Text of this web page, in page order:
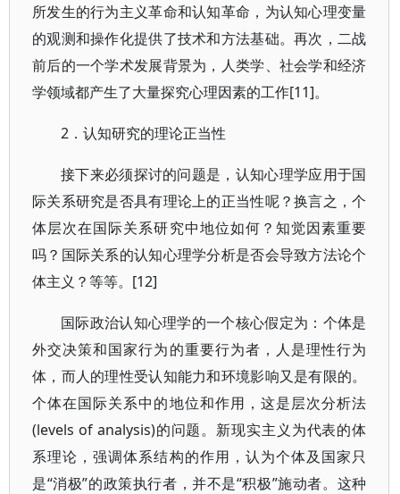
所发生的行为主义革命和认知革命，为认知心理变量
的观测和操作化提供了技术和方法基础。再次，二战
前后的一个学术发展背景为，人类学、社会学和经济
学领域都产生了大量探究心理因素的工作[11]。
2．认知研究的理论正当性
接下来必须探讨的问题是，认知心理学应用于国
际关系研究是否具有理论上的正当性呢？换言之，个
体层次在国际关系研究中地位如何？知觉因素重要
吗？国际关系的认知心理学分析是否会导致方法论个
体主义？等等。[12]
国际政治认知心理学的一个核心假定为：个体是
外交决策和国家行为的重要行为者，人是理性行为
体，而人的理性受认知能力和环境影响又是有限的。
个体在国际关系中的地位和作用，这是层次分析法
(levels of analysis)的问题。新现实主义为代表的体
系理论，强调体系结构的作用，认为个体及国家只
是“消极”的政策执行者，并不是“积极”施动者。这种